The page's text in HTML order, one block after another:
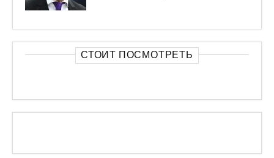
СТОИТ ПОСМОТРЕТЬ